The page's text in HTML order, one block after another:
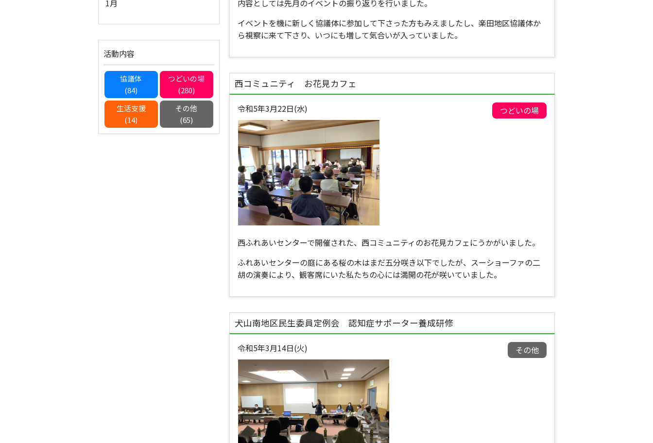
内容としては先月のイベントの振り返りを行いました。
イベントを機に新しく協議体に参加して下さった方もみえましたし、楽田地区協議体か
ら視察に来て下さり、いつにも増して気合いが入っていました。
西コミュニティ お花見カフェ
令和5年3月22日(水) つどいの場
西ふれあいセンターで開催された、西コミュニティのお花見カフェにうかがいました。
ふれあいセンターの庭にある桜の木はまだ五分咲き以下でしたが、スーショーファの二
胡の演奏により、観客席にいた私たちの心には満開の花が咲いていました。
犬山南地区民生委員定例会 認知症サポーター養成研修
令和5年3月14日(火) その他
1月
活動内容
協議体
(84)
つどいの場
(280)
生活支援
(14)
その他
(65)